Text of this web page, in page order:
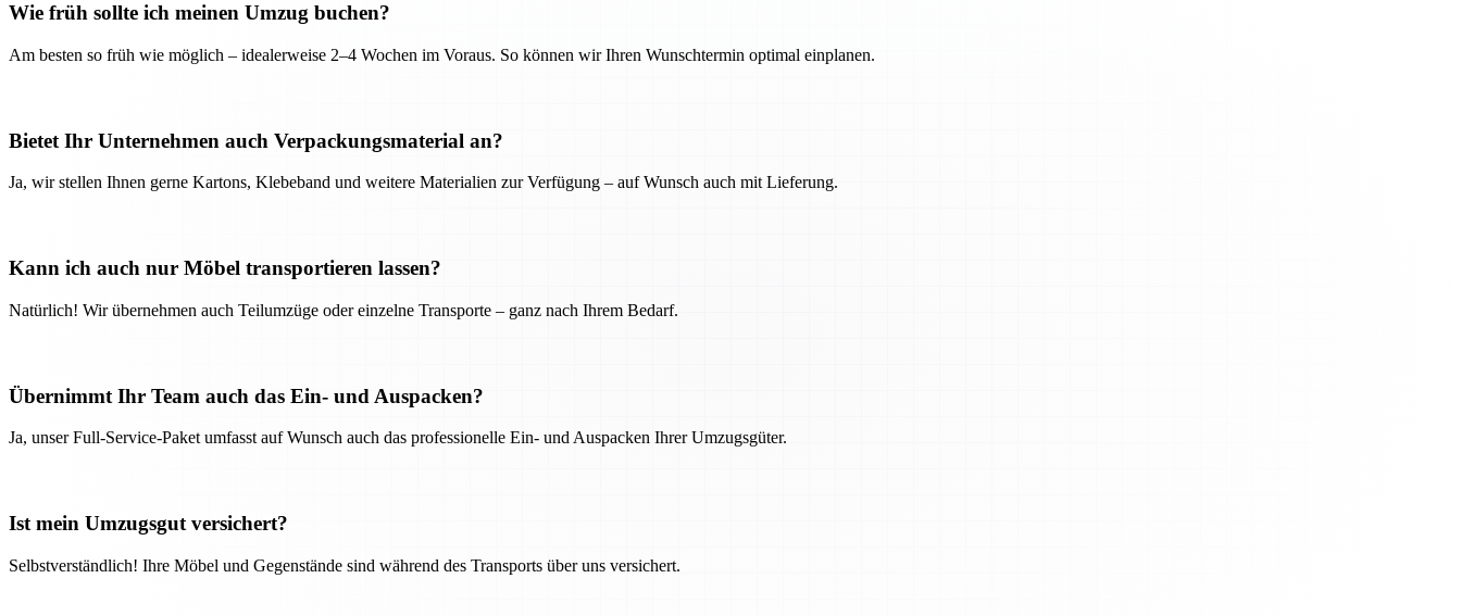
Wie früh sollte ich meinen Umzug buchen?
Am besten so früh wie möglich – idealerweise 2–4 Wochen im Voraus. So können wir Ihren Wunschtermin optimal einplanen.
Bietet Ihr Unternehmen auch Verpackungsmaterial an?
Ja, wir stellen Ihnen gerne Kartons, Klebeband und weitere Materialien zur Verfügung – auf Wunsch auch mit Lieferung.
Kann ich auch nur Möbel transportieren lassen?
Natürlich! Wir übernehmen auch Teilumzüge oder einzelne Transporte – ganz nach Ihrem Bedarf.
Übernimmt Ihr Team auch das Ein- und Auspacken?
Ja, unser Full-Service-Paket umfasst auf Wunsch auch das professionelle Ein- und Auspacken Ihrer Umzugsgüter.
Ist mein Umzugsgut versichert?
Selbstverständlich! Ihre Möbel und Gegenstände sind während des Transports über uns versichert.